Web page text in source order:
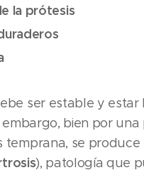
la prótesis
ser estable y
embargo, bien por
temprana, se
), patología que